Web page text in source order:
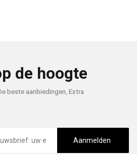
de hoogte
beste aanbiedingen, Extra
Aanmelden